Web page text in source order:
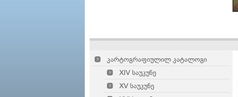
კარტოგრაფიულილ კატალოგი
XIV საუკუნე
XV საუკუნე